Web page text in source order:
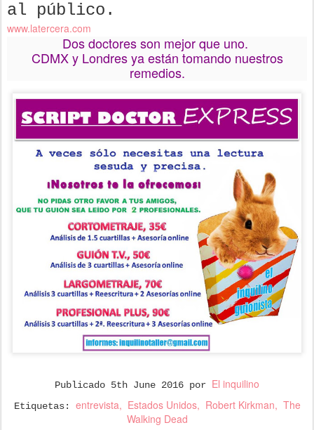
al público.
www.latercera.com
Dos doctores son mejor que uno.
CDMX y Londres ya están tomando nuestros
remedios.
Publicado 5th June 2016 por El inquilino
Etiquetas: entrevista Estados Unidos Robert Kirkman
The
Walking Dead